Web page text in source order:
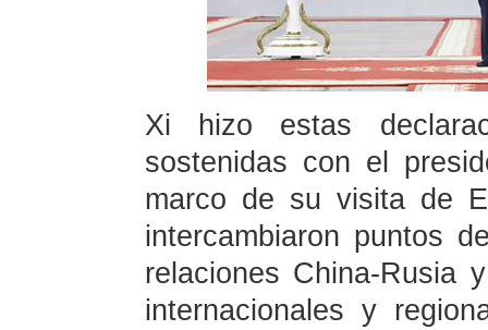
Xi hizo estas
sostenidas con el
marco de su visita de
intercambiaron puntos
relaciones China-Rusia
internacionales y